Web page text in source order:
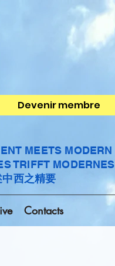
Devenir membre
MEETS MODERN
TRIFFT MODERNES
西之精要
Contacts